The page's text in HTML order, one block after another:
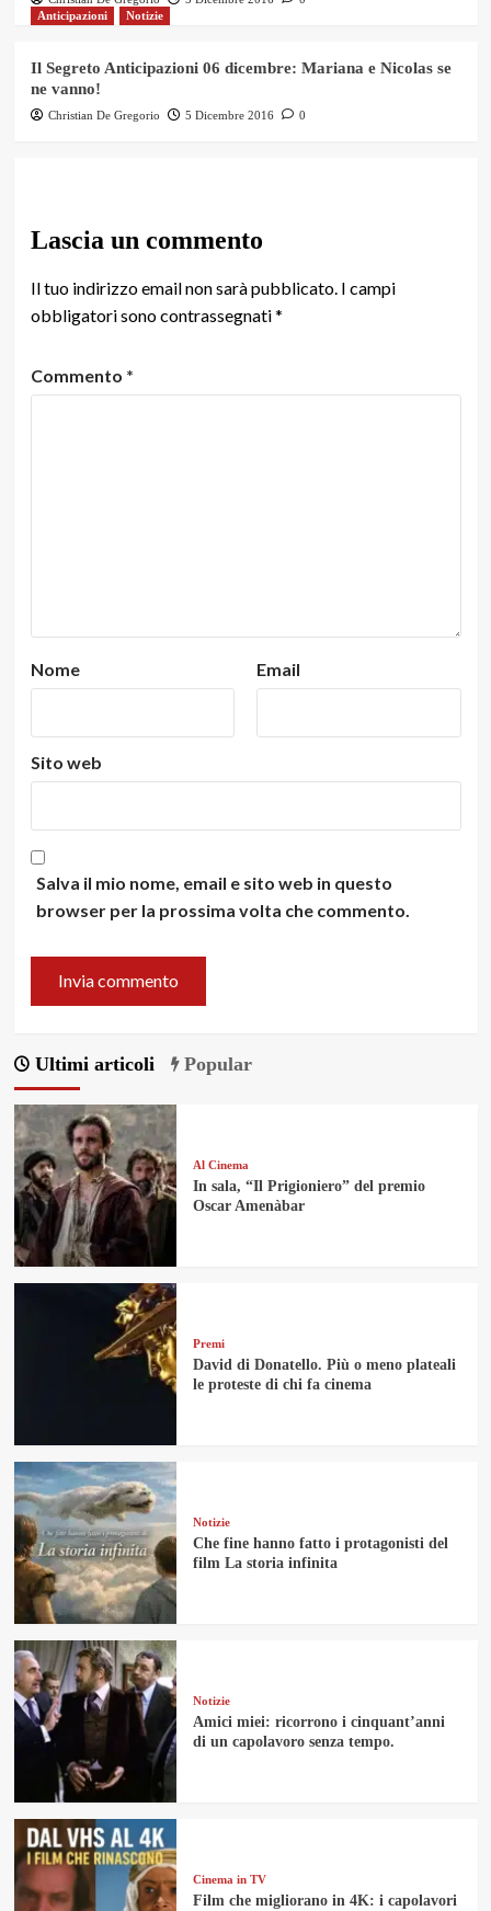
Anticipazioni
Notizie
Il Segreto Anticipazioni 06 dicembre: Mariana e Nicolas se
ne vanno!
Christian De Gregorio 5 Dicembre 2016 0
Lascia un commento
Il tuo indirizzo email non sarà pubblicato. I campi
obbligatori sono contrassegnati*
Commento *
Nome Email
Sito web
Salva il mio nome, email e sito web in questo
browser per la prossima volta che commento.
Ultimi articoli Popular
Al Cinema
In sala, “Il Prigioniero” del premio
Oscar Amenàbar
Premi
David di Donatello. Più o meno plateali
le proteste di chi fa cinema
Notizie
Che fine hanno fatto i protagonisti del
film La storia infinita
Notizie
Amici miei: ricorrono i cinquant’anni
di un capolavoro senza tempo.
Cinema in TV
Film che migliorano in 4K: i capolavori